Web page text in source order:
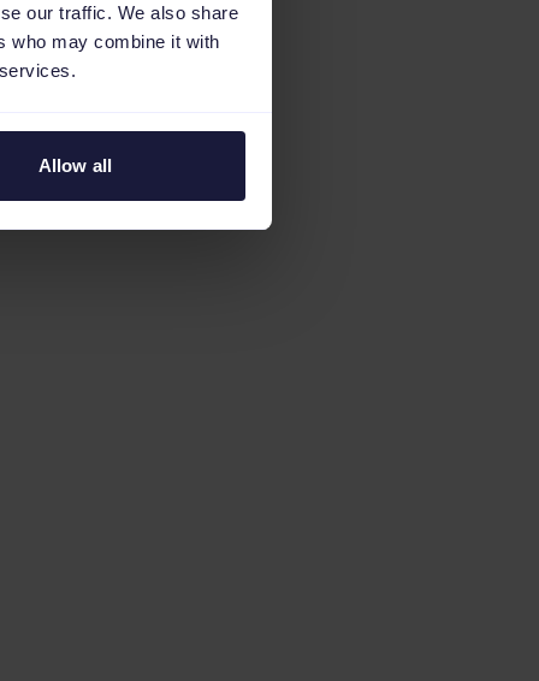
our traffic. We also share
who may combine it with
Allow all